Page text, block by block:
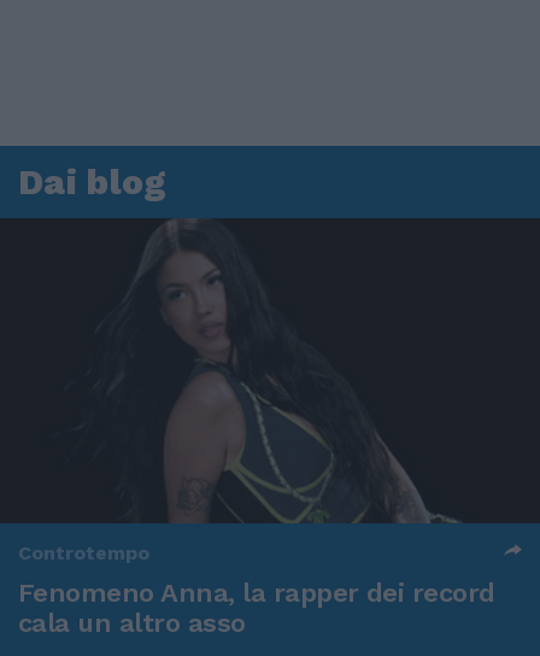
Dai blog
Controtempo
Fenomeno Anna, la rapper dei record
cala un altro asso